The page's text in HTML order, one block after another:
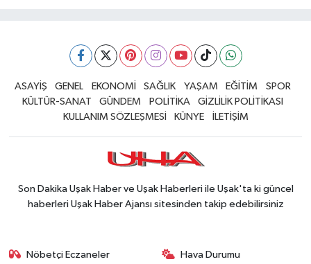
ASAYİŞ GENEL EKONOMİ SAĞLIK YAŞAM EĞİTİM
SPOR
KÜLTÜR-SANAT
GÜNDEM POLİTİKA
GİZLİLİK POLİTİKASI
KULLANIM SÖZLEŞMESİ
KÜNYE İLETİŞİM
Son Dakika Uşak Haber ve Uşak Haberleri ile Uşak'ta ki güncel
haberleri Uşak Haber Ajansı sitesinden takip edebilirsiniz
Nöbetçi Eczaneler Hava Durumu